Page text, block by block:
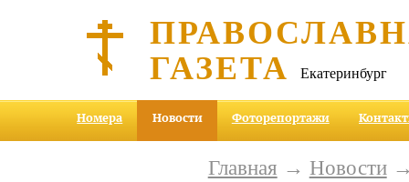
ГАЗЕТА Екатеринбург
Номера Новости Фоторепортажи
Главная → Новости→